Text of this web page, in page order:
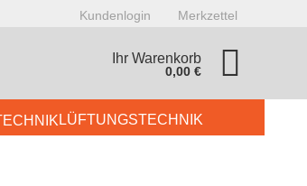
Kundenlogin Merkzettel
Ihr Warenkorb
0,00 €
LÜFTUNGSTECHNIK